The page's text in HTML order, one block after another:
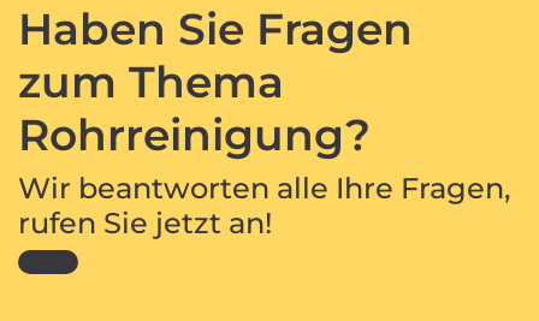
Haben Sie Fragen
zum Thema
Rohrreinigung?
Wir beantworten alle Ihre Fragen,
rufen Sie jetzt an!